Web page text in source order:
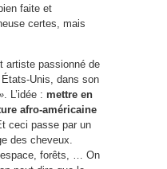
faite et
certes, mais
artiste passionné de
Unis, dans son
. L’idée : mettre en
afro-américaine
ceci passe par un
des cheveux.
forêts, … On